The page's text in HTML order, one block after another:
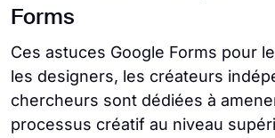
Forms
Ces astuces Google Forms pour
les designers, les créateurs
chercheurs sont dédiées à
processus créatif au niveau